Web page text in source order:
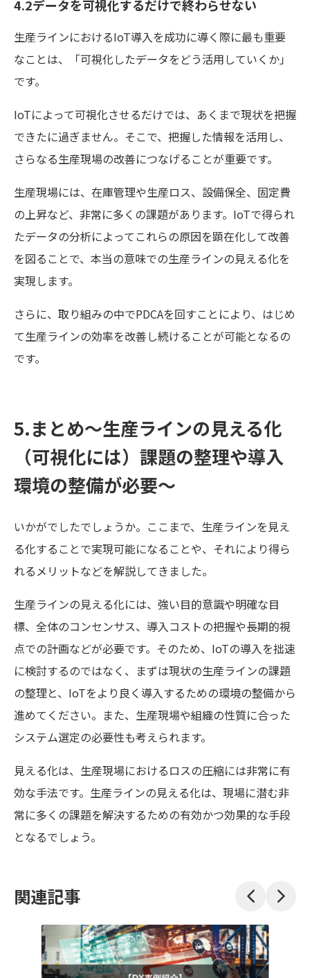
4.2データを可視化するだけで終わらせない
生産ラインにおけるIoT導入を成功に導く際に最も重要
なことは、「可視化したデータをどう活用していくか」
です。
IoTによって可視化させるだけでは、あくまで現状を把握
できたに過ぎません。そこで、把握した情報を活用し、
さらなる生産現場の改善につなげることが重要です。
生産現場には、在庫管理や生産ロス、設備保全、固定費
の上昇など、非常に多くの課題があります。IoTで得られ
たデータの分析によってこれらの原因を顕在化して改善
を図ることで、本当の意味での生産ラインの見える化を
実現します。
さらに、取り組みの中でPDCAを回すことにより、はじめ
て生産ラインの効率を改善し続けることが可能となるの
です。
5.まとめ〜生産ラインの見える化
（可視化には）課題の整理や導入
環境の整備が必要〜
いかがでしたでしょうか。ここまで、生産ラインを見え
る化することで実現可能になることや、それにより得ら
れるメリットなどを解説してきました。
生産ラインの見える化には、強い目的意識や明確な目
標、全体のコンセンサス、導入コストの把握や長期的視
点での計画などが必要です。そのため、IoTの導入を拙速
に検討するのではなく、まずは現状の生産ラインの課題
の整理と、IoTをより良く導入するための環境の整備から
進めてください。また、生産現場や組織の性質に合った
システム選定の必要性も考えられます。
見える化は、生産現場におけるロスの圧縮には非常に有
効な手法です。生産ラインの見える化は、現場に潜む非
常に多くの課題を解決するための有効かつ効果的な手段
となるでしょう。
関連記事